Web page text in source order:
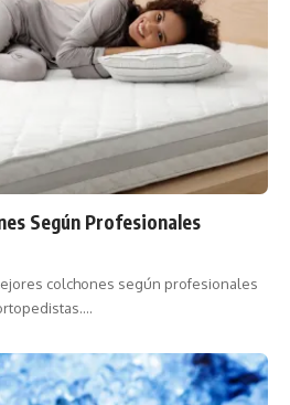
Según Profesionales
colchones según profesionales